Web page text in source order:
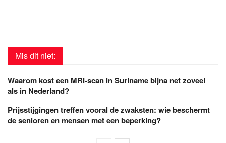
Mis dit niet:
Waarom kost een MRI-scan in Suriname bijna net zoveel
als in Nederland?
Prijsstijgingen treffen vooral de zwaksten: wie beschermt
de senioren en mensen met een beperking?